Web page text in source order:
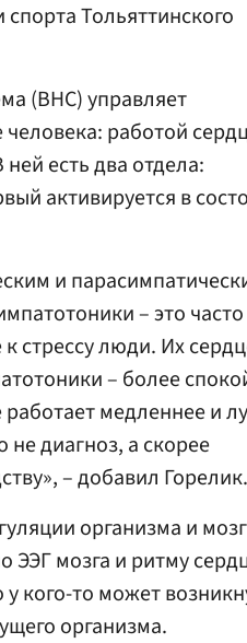
Тольяттинского
(ВНС) управляет
работой
есть два отдела:
активируется в
и
– это
стрессу люди. Их
– более
медленнее и
не диагноз, а скорее
– добавил Горелик.
организма и
ЭЭГ мозга и ритму
кого-то может
организма.